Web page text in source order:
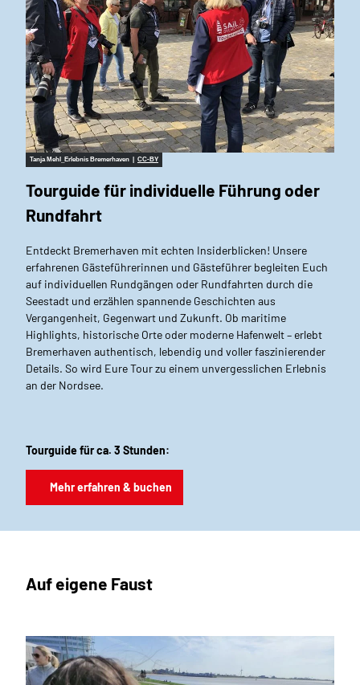
Tanja Mehl_Erlebnis Bremerhaven | CC-BY
Tourguide für individuelle Führung oder
Rundfahrt
Entdeckt Bremerhaven mit echten Insiderblicken! Unsere
erfahrenen Gästeführerinnen und Gästeführer begleiten Euch
auf individuellen Rundgängen oder Rundfahrten durch die
Seestadt und erzählen spannende Geschichten aus
Vergangenheit, Gegenwart und Zukunft. Ob maritime
Highlights, historische Orte oder moderne Hafenwelt – erlebt
Bremerhaven authentisch, lebendig und voller faszinierender
Details. So wird Eure Tour zu einem unvergesslichen Erlebnis
an der Nordsee.
Tourguide für ca. 3 Stunden:
Mehr erfahren & buchen
Auf eigene Faust